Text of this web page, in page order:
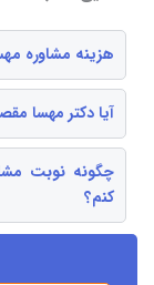
هزینه مشاوره
آیا دکتر مهسا
چگونه نوبت
کنم؟